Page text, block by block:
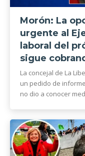
Morón: La
urgente al
laboral del
sigue
La concejal de La
un pedido de
no dio a conocer